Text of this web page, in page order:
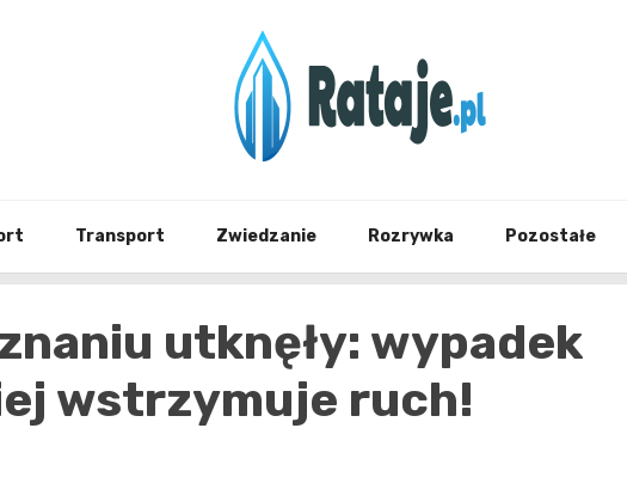
Transport Zwiedzanie Rozrywka Pozostałe
utknęły: wypadek
wstrzymuje ruch!